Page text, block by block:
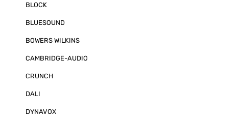
BLOCK
BLUESOUND
BOWERS WILKINS
CAMBRIDGE-AUDIO
CRUNCH
DALI
DYNAVOX